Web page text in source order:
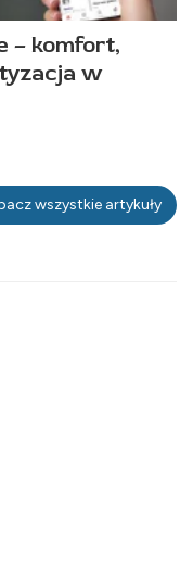
– komfort,
w
wszystkie artykuły